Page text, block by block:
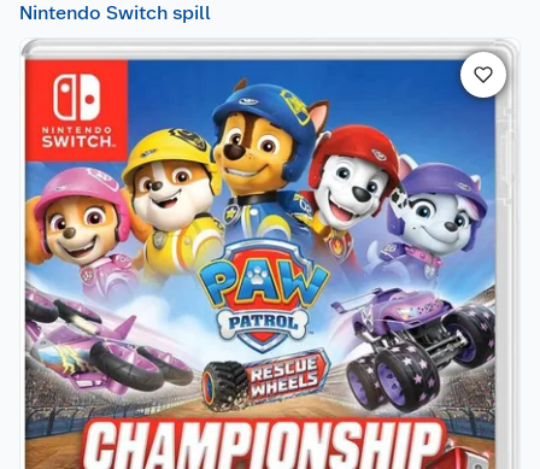
Nintendo Switch spill